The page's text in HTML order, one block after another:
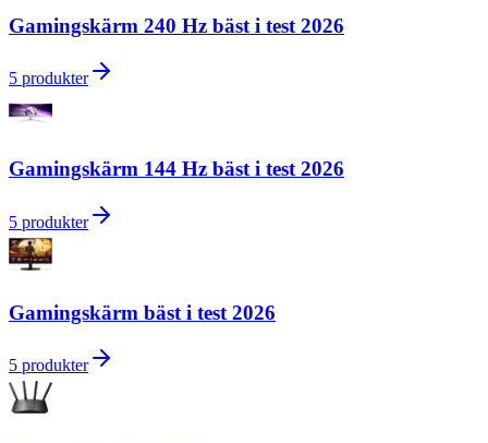
Gamingskärm 240 Hz bäst i test 2026
5 produkter
Gamingskärm 144 Hz bäst i test 2026
5 produkter
Gamingskärm bäst i test 2026
5 produkter